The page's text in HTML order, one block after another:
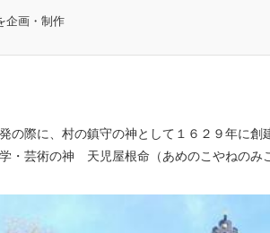
企画・制作
の際に、村の鎮守の神として１６２９年に
・芸術の神 天児屋根命（あめのこやねのみ